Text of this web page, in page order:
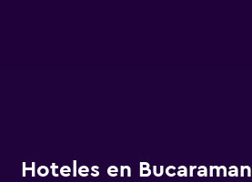
Hoteles en